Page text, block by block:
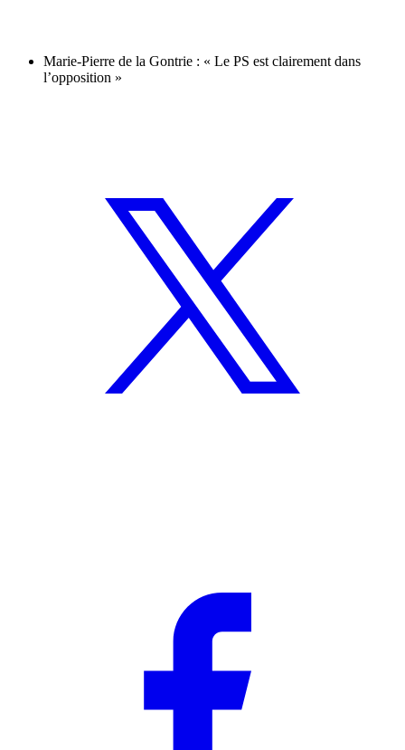
Marie-Pierre de la Gontrie : « Le PS est clairement dans
l’opposition »